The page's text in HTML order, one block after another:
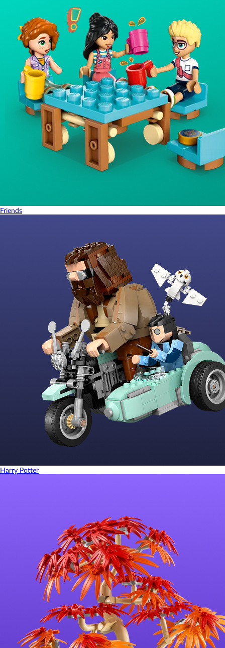
Friends
Harry Potter